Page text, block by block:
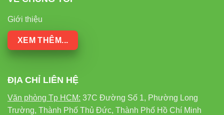
Giới thiệu
XEM THÊM...
ĐỊA CHỈ LIÊN HỆ
Văn phòng Tp HCM: 37C Đường Số 1, Phường Long
Trường, Thành Phố Thủ Đức, Thành Phố Hồ Chí Minh